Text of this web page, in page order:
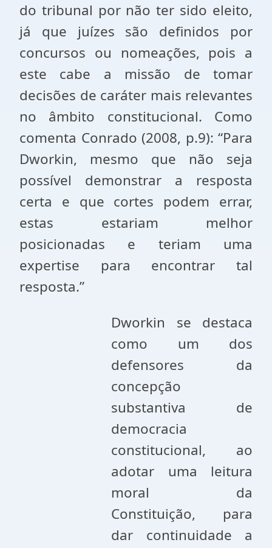
do tribunal por não ter sido eleito,
já que juízes são definidos por
concursos ou nomeações, pois a
este cabe a missão de tomar
decisões de caráter mais relevantes
no âmbito constitucional. Como
comenta Conrado (2008, p.9): “Para
Dworkin, mesmo que não seja
possível demonstrar a resposta
certa e que cortes podem errar,
estas estariam melhor
posicionadas e teriam uma
expertise para encontrar tal
resposta.”
Dworkin se destaca
como um dos
defensores da
concepção
substantiva de
democracia
constitucional, ao
adotar uma leitura
moral da
Constituição, para
dar continuidade a